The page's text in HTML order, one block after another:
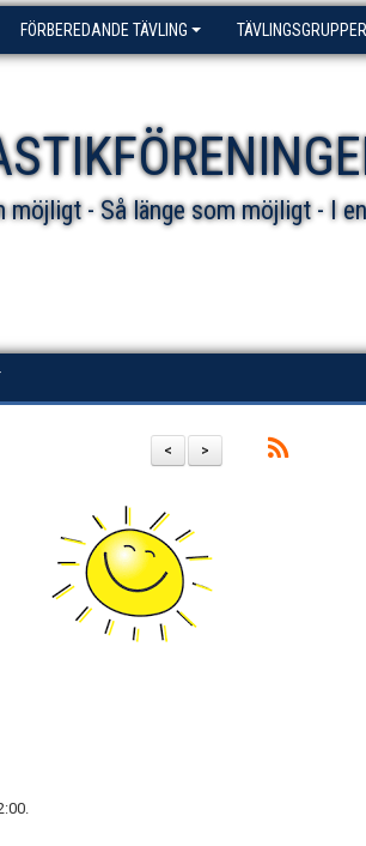
FÖRBEREDANDE TÄVLING TÄVLINGSGRUPPER
möjligt - Så länge som möjligt - I
>
<